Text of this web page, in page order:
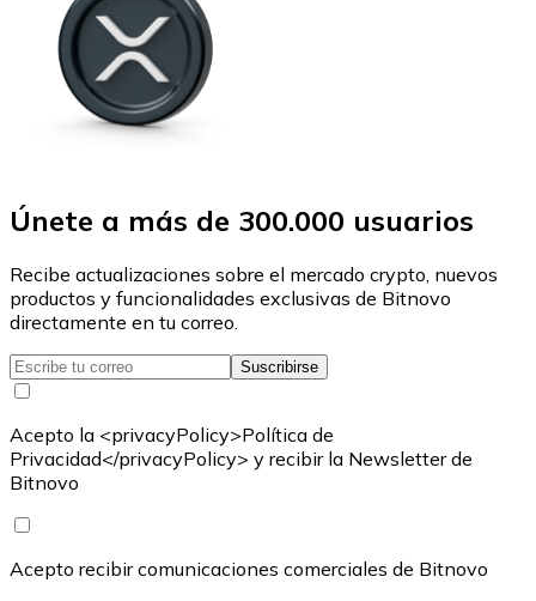
Únete a más de 300.000 usuarios
Recibe actualizaciones sobre el mercado crypto, nuevos
productos y funcionalidades exclusivas de Bitnovo
directamente en tu correo.
Suscribirse
Acepto la <privacyPolicy>Política de
Privacidad</privacyPolicy> y recibir la Newsletter de
Bitnovo
Acepto recibir comunicaciones comerciales de Bitnovo